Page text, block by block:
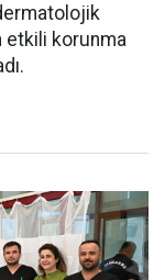
etkili korunma